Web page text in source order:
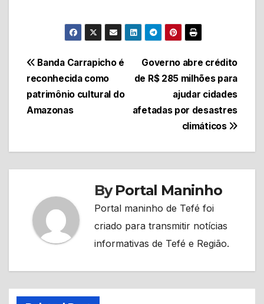
Navegação
de
Post
Governo abre crédito
de R$ 285 milhões para
ajudar cidades
afetadas por desastres
climáticos
Banda Carrapicho é
reconhecida como
patrimônio cultural do
Amazonas
ByPortal Maninho
Portal maninho de Tefé foi
criado para transmitir notícias
informativas de Tefé e Região.